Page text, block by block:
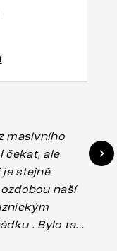
masivního
čekat, ale
stejně
. Bylo tam
které mohlo